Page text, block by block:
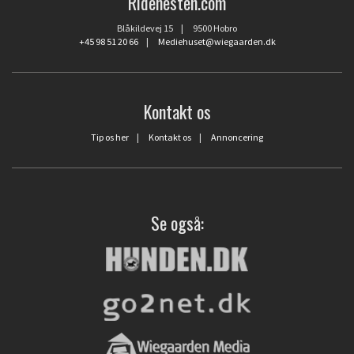
Blåkildevej 15 | 9500 Hobro
+45 98 51 20 66| Mediehuset@wiegaarden.dk
Kontakt os
Tip os her | Kontakt os | Annoncering
Se også: